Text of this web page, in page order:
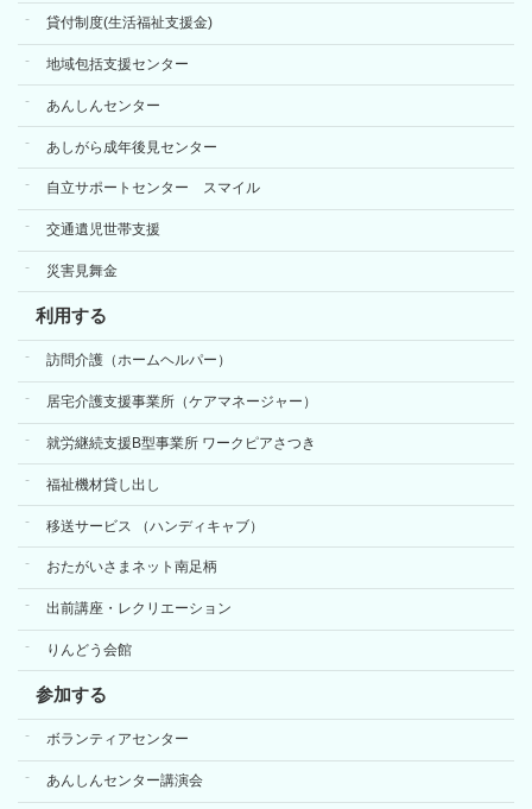
貸付制度(生活福祉支援金)
地域包括支援センター
あんしんセンター
あしがら成年後見センター
自立サポートセンター スマイル
交通遺児世帯支援
災害見舞金
利用する
訪問介護（ホームヘルパー）
居宅介護支援事業所（ケアマネージャー）
就労継続支援B型事業所 ワークピアさつき
福祉機材貸し出し
移送サービス （ハンディキャブ）
おたがいさまネット南足柄
出前講座・レクリエーション
りんどう会館
参加する
ボランティアセンター
あんしんセンター講演会